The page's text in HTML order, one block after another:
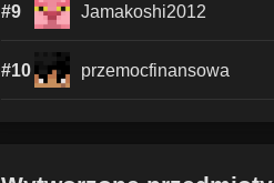
#9 Jamakoshi2012
#10 przemocfinansowa